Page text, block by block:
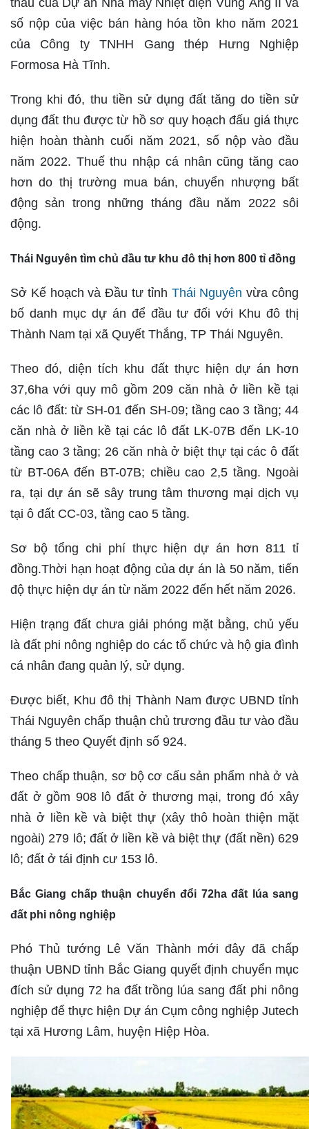
thầu của Dự án Nhà máy Nhiệt điện Vũng Áng II và
số nộp của việc bán hàng hóa tồn kho năm 2021
của Công ty TNHH Gang thép Hưng Nghiệp
Formosa Hà Tĩnh.
Trong khi đó, thu tiền sử dụng đất tăng do tiền sử
dụng đất thu được từ hồ sơ quy hoạch đấu giá thực
hiện hoàn thành cuối năm 2021, số nộp vào đầu
năm 2022. Thuế thu nhập cá nhân cũng tăng cao
hơn do thị trường mua bán, chuyển nhượng bất
động sản trong những tháng đầu năm 2022 sôi
động.
Thái Nguyên tìm chủ đầu tư khu đô thị hơn 800 tỉ đồng
Sở Kế hoạch và Đầu tư tỉnh Thái Nguyênvừa công
bố danh mục dự án để đầu tư đối với Khu đô thị
Thành Nam tại xã Quyết Thắng, TP Thái Nguyên.
Theo đó, diện tích khu đất thực hiện dự án hơn
37,6ha với quy mô gồm 209 căn nhà ở liền kề tại
các lô đất: từ SH-01 đến SH-09; tầng cao 3 tầng; 44
căn nhà ở liền kề tại các lô đất LK-07B đến LK-10
tầng cao 3 tầng; 26 căn nhà ở biệt thự tại các ô đất
từ BT-06A đến BT-07B; chiều cao 2,5 tầng. Ngoài
ra, tại dự án sẽ sây trung tâm thương mại dịch vụ
tại ô đất CC-03, tầng cao 5 tầng.
Sơ bộ tổng chi phí thực hiện dự án hơn 811 tỉ
đồng.Thời hạn hoạt động của dự án là 50 năm, tiến
độ thực hiện dự án từ năm 2022 đến hết năm 2026.
Hiện trạng đất chưa giải phóng mặt bằng, chủ yếu
là đất phi nông nghiệp do các tổ chức và hộ gia đình
cá nhân đang quản lý, sử dụng.
Được biết, Khu đô thị Thành Nam được UBND tỉnh
Thái Nguyên chấp thuận chủ trương đầu tư vào đầu
tháng 5 theo Quyết định số 924.
Theo chấp thuận, sơ bộ cơ cấu sản phẩm nhà ở và
đất ở gồm 908 lô đất ở thương mại, trong đó xây
nhà ở liền kề và biệt thự (xây thô hoàn thiện mặt
ngoài) 279 lô; đất ở liền kề và biệt thự (đất nền) 629
lô; đất ở tái định cư 153 lô.
Bắc Giang chấp thuận chuyển đổi 72ha đất lúa sang
đất phi nông nghiệp
Phó Thủ tướng Lê Văn Thành mới đây đã chấp
thuận UBND tỉnh Bắc Giang quyết định chuyển mục
đích sử dụng 72 ha đất trồng lúa sang đất phi nông
nghiệp để thực hiện Dự án Cụm công nghiệp Jutech
tại xã Hương Lâm, huyện Hiệp Hòa.